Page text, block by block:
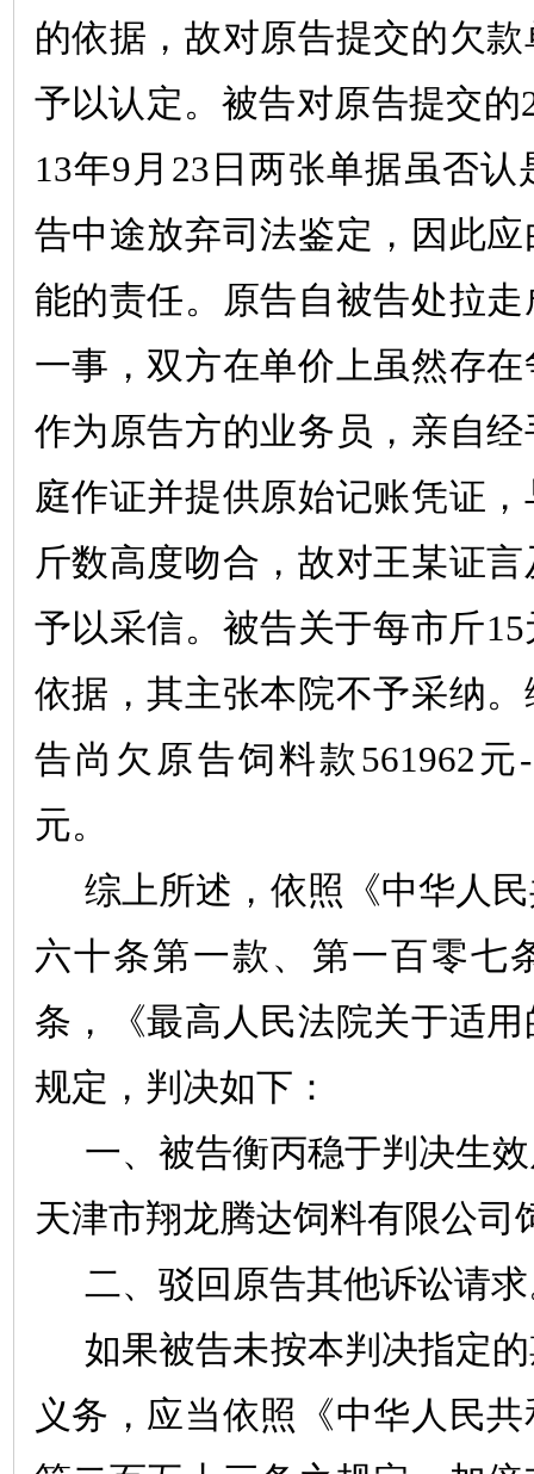
的依据，故对原告提交的欠
予以认定。被告对原告提交的
13年9 月 23 日两张单据虽否
告中途放弃司法鉴定，因此
能的责任。原告自被告处拉
一事，双方在单价上虽然存
作为原告方的业务员，亲自
庭作证并提供原始记账凭证
斤数高度吻合，故对王某证
予以采信。被告关于每市斤15
依据，其主张本院不予采纳
告尚欠原告饲料款 561962 元
元。
综上所述，依照《中华人
六十条第一款、第一百零七
条，《最高人民法院关于适
规定，判决如下：
一、被告衡丙稳于判决生
天津市翔龙腾达饲料有限公司
二、驳回原告其他诉讼请
如果被告未按本判决指定
义务，应当依照《中华人民